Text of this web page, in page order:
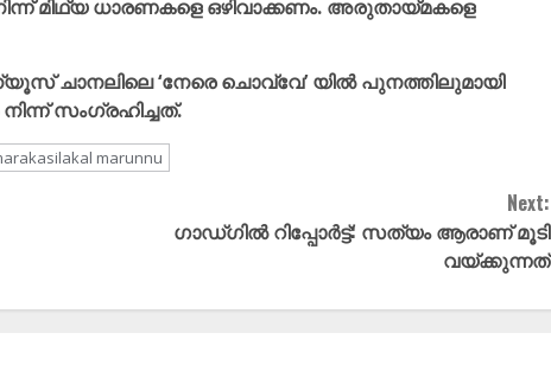
മിഥ്യ ധാരണകളെ ഒഴിവാക്കണം. അരുതായ്മകളെ
ചാനലിലെ ‘നേരെ ചൊവ്വേ’ യിൽ പുനത്തിലുമായി
സംഗ്രഹിച്ചത്.
marunnu
Next:
ഗാഡ്ഗിൽ റിപ്പോർട്ട്‌: സത്യം ആരാണ് മൂടി
വയ്ക്കുന്നത്